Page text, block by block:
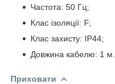
Частота: 50 Гц;
Клас ізоляції: F;
Клас захисту: IP44;
Довжина кабелю: 1 м.
Приховати